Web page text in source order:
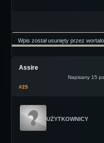
Wpis został usunięty przez
Assire
Napisany 15
#25
UŻYTKOWNICY